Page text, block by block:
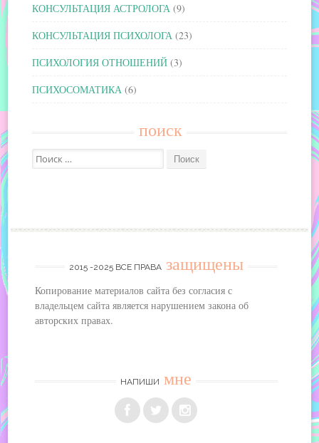
КОНСУЛЬТАЦИЯ АСТРОЛОГА (9)
КОНСУЛЬТАЦИЯ ПСИХОЛОГА (23)
ПСИХОЛОГИЯ ОТНОШЕНИЙ (3)
ПСИХОСОМАТИКА (6)
поиск
Поиск:
2015 -2025 ВСЕ ПРАВА защищены
Копирование материалов сайта без согласия с
владельцем сайта является нарушением закона об
авторских правах.
НАПИШИ мне